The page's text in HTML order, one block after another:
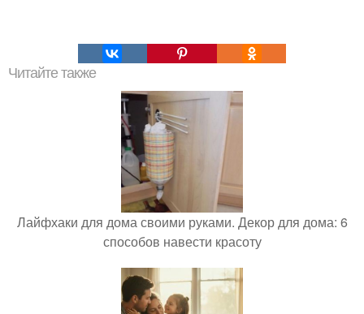
Читайте также
Лайфхаки для дома своими руками. Декор для дома: 6
способов навести красоту